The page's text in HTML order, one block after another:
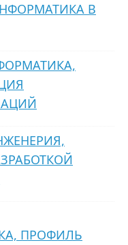
В
ПРОФИЛЬ